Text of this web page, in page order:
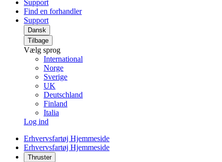
Support
Find en forhandler
Support
Dansk
Tilbage
Vælg sprog
International
Norge
Sverige
UK
Deutschland
Finland
Italia
Log ind
Erhvervsfartøj Hjemmeside
Erhvervsfartøj Hjemmeside
Thruster